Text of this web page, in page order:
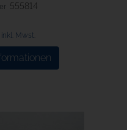
555814
inkl. Mwst.